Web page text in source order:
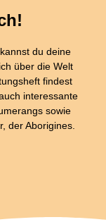
du deine
über die Welt
findest
interessante
sowie
der Aborigines.